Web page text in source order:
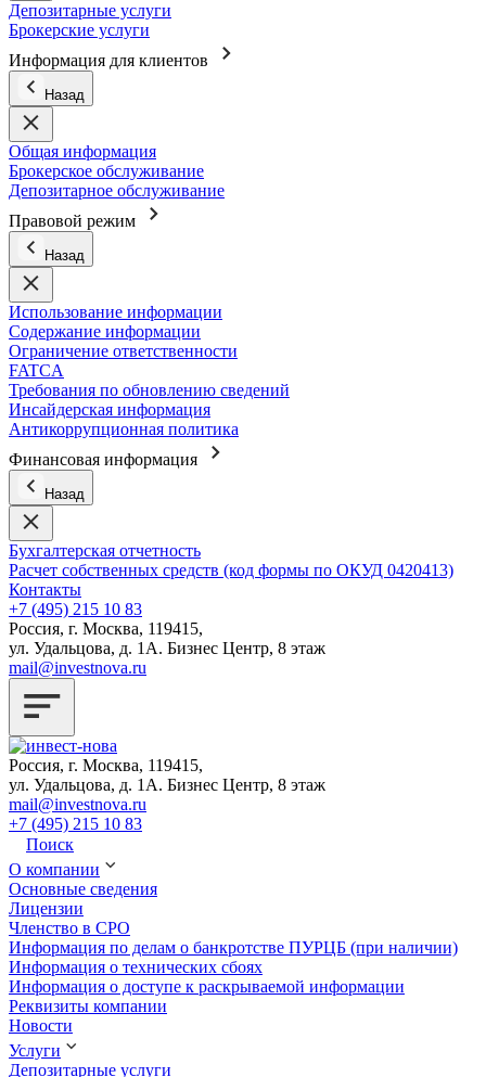
Депозитарные услуги
Брокерские услуги
Информация для клиентов
Назад
Общая информация
Брокерское обслуживание
Депозитарное обслуживание
Правовой режим
Назад
Использование информации
Содержание информации
Ограничение ответственности
FATCA
Требования по обновлению сведений
Инсайдерская информация
Антикоррупционная политика
Финансовая информация
Назад
Бухгалтерская отчетность
Расчет собственных средств (код формы по ОКУД 0420413)
Контакты
+7 (495) 215 10 83
Россия, г. Москва, 119415,
ул. Удальцова, д. 1А. Бизнес Центр, 8 этаж
mail@investnova.ru
Россия, г. Москва, 119415,
ул. Удальцова, д. 1А. Бизнес Центр, 8 этаж
mail@investnova.ru
+7 (495) 215 10 83
Поиск
О компании
Основные сведения
Лицензии
Членство в СРО
Информация по делам о банкротстве ПУРЦБ (при наличии)
Информация о технических сбоях
Информация о доступе к раскрываемой информации
Реквизиты компании
Новости
Услуги
Депозитарные услуги